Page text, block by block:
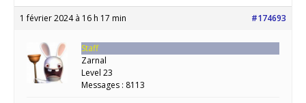
1 février 2024 à 16 h 17 min #174693
Staff
Zarnal
Level 23
Messages : 8113